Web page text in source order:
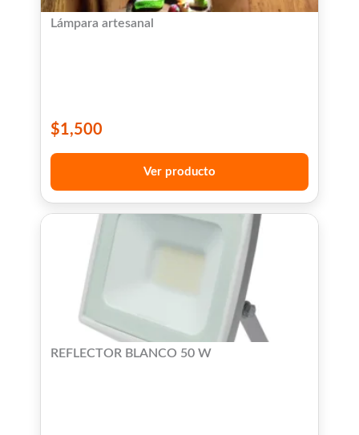
Lámpara artesanal
$1,500
Ver producto
REFLECTOR BLANCO 50 W